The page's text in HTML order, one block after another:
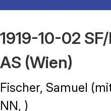
1919-10-02
AS (Wien)
Fischer, Samuel
NN, )